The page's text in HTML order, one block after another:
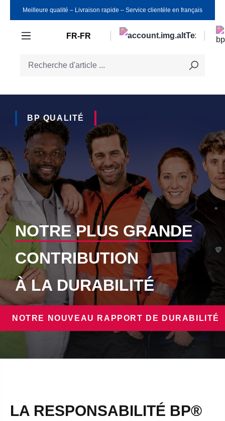
Passer au contenu principal
Meilleure qualité ‒ Livraison rapide ‒ Service clientèle en français
FR-FR
BP QUALITÉ
NOTRE PLUS GRANDE
CONTRIBUTION
À LA DURABILITÉ
NOTRE NOUVEAU RAPPORT DE DURABILITÉ
LA RESPONSABILITÉ BP®